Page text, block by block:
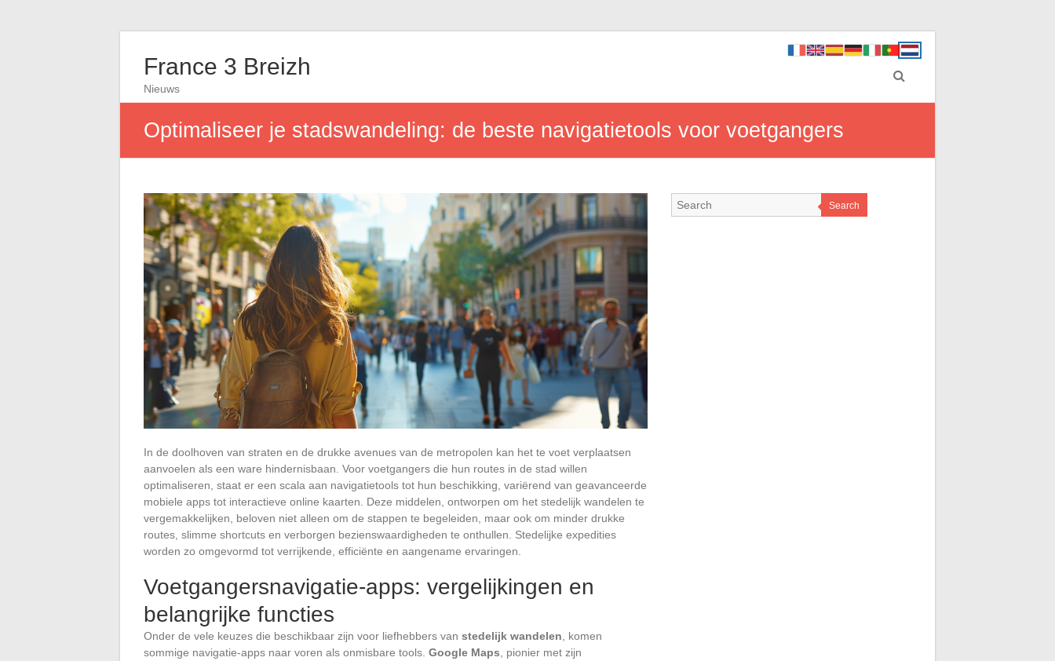
France 3 Breizh
Nieuws
Optimaliseer je stadswandeling: de beste navigatietools voor voetgangers
In de doolhoven van straten en de drukke avenues van de metropolen kan het te voet verplaatsen
aanvoelen als een ware hindernisbaan. Voor voetgangers die hun routes in de stad willen
optimaliseren, staat er een scala aan navigatietools tot hun beschikking, variërend van geavanceerde
mobiele apps tot interactieve online kaarten. Deze middelen, ontworpen om het stedelijk wandelen te
vergemakkelijken, beloven niet alleen om de stappen te begeleiden, maar ook om minder drukke
routes, slimme shortcuts en verborgen bezienswaardigheden te onthullen. Stedelijke expedities
worden zo omgevormd tot verrijkende, efficiënte en aangename ervaringen.
Voetgangersnavigatie-apps: vergelijkingen en
belangrijke functies
Onder de vele keuzes die beschikbaar zijn voor liefhebbers van stedelijk wandelen , komen
sommige navigatie-apps naar voren als onmisbare tools. Google Maps , pionier met zijn
Search